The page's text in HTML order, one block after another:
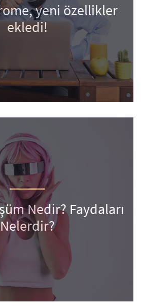
yeni özellikler
ekledi!
Nedir? Faydaları
Nelerdir?